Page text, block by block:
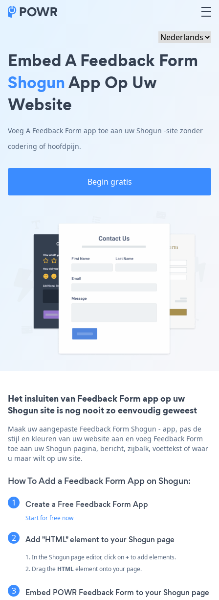
Embed A Feedback Form
ShogunApp Op Uw
Website
Voeg A Feedback Form app toe aan uw Shogun -site zonder
codering of hoofdpijn.
Begin gratis
Het insluiten van Feedback Form app op uw
Shogun site is nog nooit zo eenvoudig geweest
Maak uw aangepaste Feedback Form Shogun - app, pas de
stijl en kleuren van uw website aan en voeg Feedback Form
toe aan uw Shogun pagina, bericht, zijbalk, voettekst of waar
u maar wilt op uw site.
How To Add a Feedback Form App on Shogun:
Create a Free Feedback Form App
Start for free now
Add "HTML" element to your Shogun page
1. In the Shogun page editor, click on+to add elements.
2. Drag the HTMLelement onto your page.
Embed POWR Feedback Form to your Shogun page